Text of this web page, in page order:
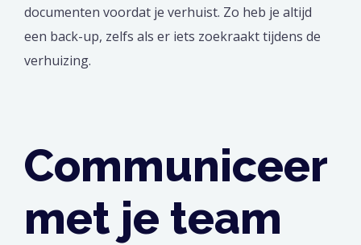
documenten voordat je verhuist. Zo heb je altijd
een back-up, zelfs als er iets zoekraakt tijdens de
verhuizing.
Communiceer
met je team